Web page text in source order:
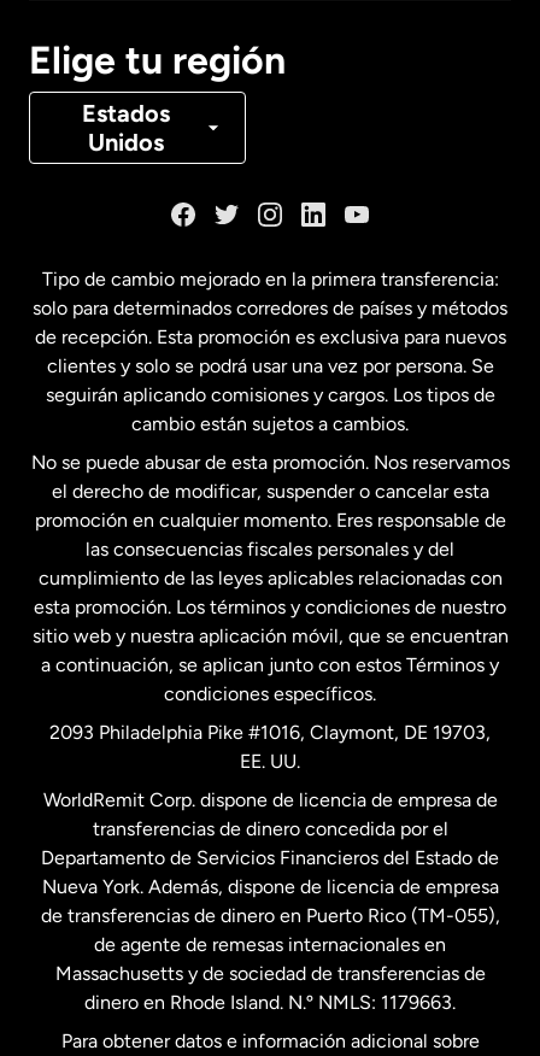
Elige tu región
Estados
Unidos
Canadá Français
Estados Unidos English
Estados Unidos Español
Francia
Malasia
Nueva Zelanda
Países Bajos
Suecia
Tipo de cambio mejorado en la primera transferencia:
solo para determinados corredores de países y métodos
de recepción. Esta promoción es exclusiva para nuevos
clientes y solo se podrá usar una vez por persona. Se
seguirán aplicando comisiones y cargos. Los tipos de
cambio están sujetos a cambios.
No se puede abusar de esta promoción. Nos reservamos
el derecho de modificar, suspender o cancelar esta
promoción en cualquier momento. Eres responsable de
las consecuencias fiscales personales y del
cumplimiento de las leyes aplicables relacionadas con
esta promoción. Los términos y condiciones de nuestro
sitio web y nuestra aplicación móvil, que se encuentran
a continuación, se aplican junto con estos Términos y
condiciones específicos.
2093 Philadelphia Pike #1016, Claymont, DE 19703,
EE. UU.
WorldRemit Corp. dispone de licencia de empresa de
transferencias de dinero concedida por el
Departamento de Servicios Financieros del Estado de
Nueva York. Además, dispone de licencia de empresa
de transferencias de dinero en Puerto Rico (TM-055),
de agente de remesas internacionales en
Massachusetts y de sociedad de transferencias de
dinero en Rhode Island. N.º NMLS: 1179663.
Para obtener datos e información adicional sobre